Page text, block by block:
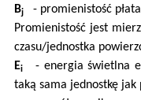
Bj
- promienistość
Promienistość jest
czasu/jednostka
Ei
- energia świetlna
taką sama jednostkę jak